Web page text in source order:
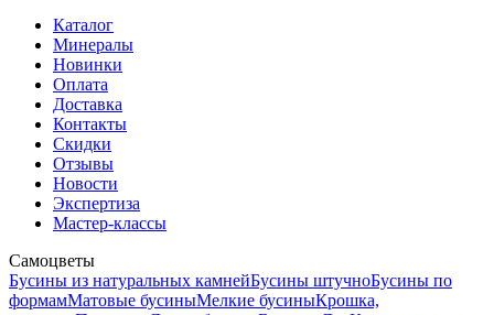
Каталог
Минералы
Новинки
Оплата
Доставка
Контакты
Скидки
Отзывы
Новости
Экспертиза
Мастер-классы
Самоцветы
Бусины из натуральных камнейБусины штучноБусины по
формамМатовые бусиныМелкие бусиныКрошка,